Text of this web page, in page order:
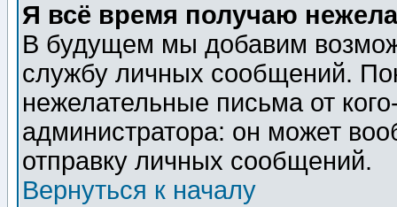
Я всё время получаю
В будущем мы добавим
службу личных сообщений.
нежелательные письма от
администратора: он может
отправку личных сообщений.
Вернуться к началу